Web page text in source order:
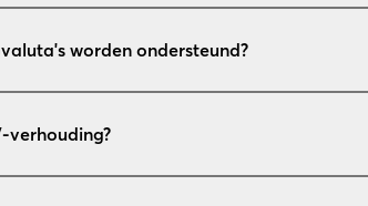
worden ondersteund?
verhouding?